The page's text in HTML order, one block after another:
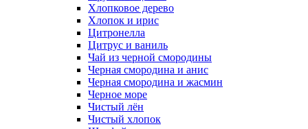
Хлопковое дерево
Хлопок и ирис
Цитронелла
Цитрус и ваниль
Чай из черной смородины
Черная смородина и анис
Черная смородина и жасмин
Черное море
Чистый лён
Чистый хлопок